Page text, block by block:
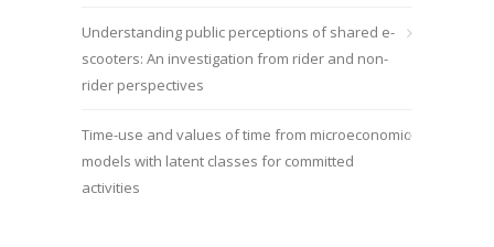
Understanding public perceptions of shared e-
scooters: An investigation from rider and non-
rider perspectives
Time-use and values of time from microeconomic
models with latent classes for committed
activities